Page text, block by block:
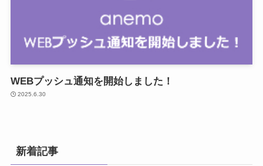
WEBプッシュ通知を開始しました！
2025.6.30
新着記事